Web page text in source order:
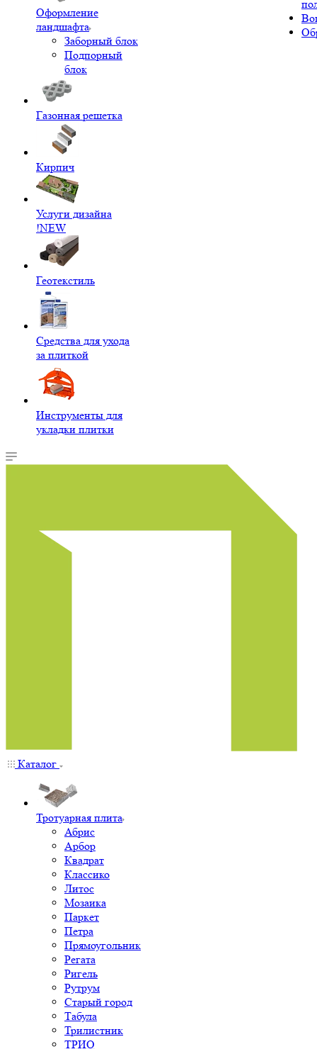
Оформление
ландшафта
Заборный блок
Подпорный
блок
Газонная решетка
Кирпич
Услуги дизайна
!NEW
Геотекстиль
Средства для ухода
за плиткой
Инструменты для
укладки плитки
Каталог
Тротуарная плита
Абрис
Арбор
Квадрат
Классико
Литос
Мозаика
Паркет
Петра
Прямоугольник
Регата
Ригель
Рутрум
Старый город
Табула
Трилистник
ТРИО